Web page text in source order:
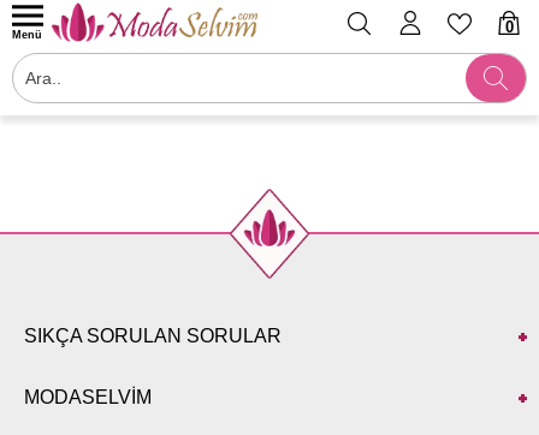
0
Menü
SIKÇA SORULAN SORULAR
MODASELVİM